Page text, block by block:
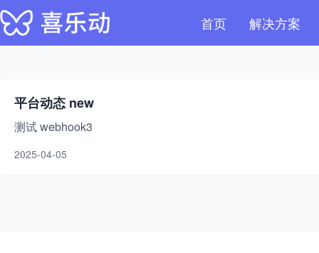
首页 解决方案
平台动态 new
测试 webhook3
2025-04-05